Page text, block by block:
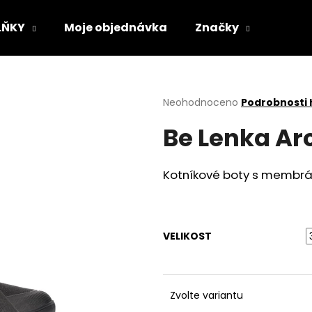
Moje objednávka Značky
Průměrné
produktu
je
z
5
Neohodnoceno Podrobnosti
Be Lenka
Kotníkové boty s
VELIKOST
Zvolte variantu
HLEDAT
BAREFOOT S PAMĚŤOVOU SUEDE